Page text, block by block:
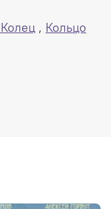
, Кольцо